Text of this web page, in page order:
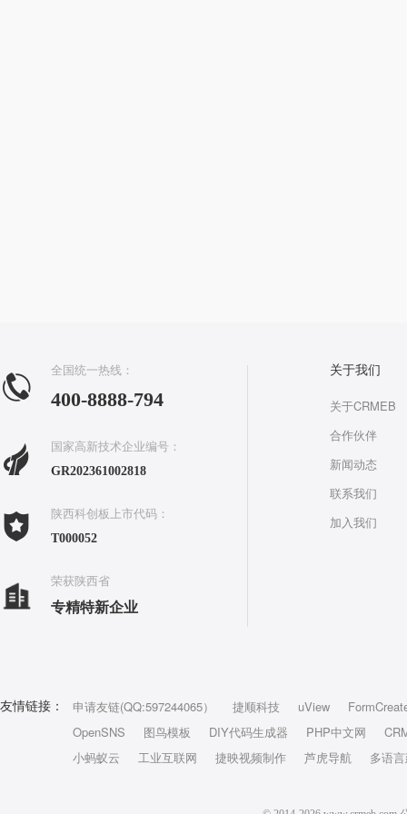
全国统一热线：
400-8888-794
国家高新技术企业编号：
GR202361002818
陕西科创板上市代码：
T000052
荣获陕西省
专精特新企业
关于我们
关于CRMEB
合作伙伴
新闻动态
联系我们
加入我们
友情链接： 申请友链(QQ:597244065） 捷顺科技 uView
OpenSNS
图鸟模板 DIY代码生成器 PHP中文网
小蚂蚁云
工业互联网 捷映视频制作 芦虎导航 多语